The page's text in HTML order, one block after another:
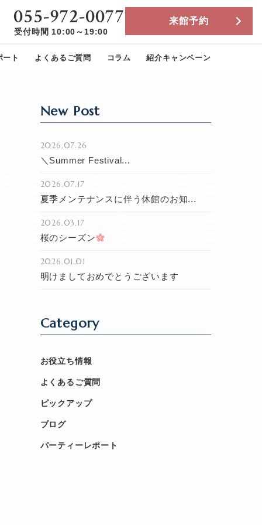
055-972-0077
受付時間 10:00～19:00
来館予約
ート よくあるご質問 コラム 紹介キャンペーン
New Post
2026.07.26
＼Summer Festival...
2026.07.17
夏季メンテナンスに伴う休館のお知...
2026.03.17
桜のシーズン
2026.01.01
明けましておめでとうございます
Category
お役立ち情報
よくあるご質問
ピックアップ
ブログ
パーティーレポート